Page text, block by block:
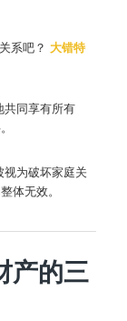
系吧？ 大错特
共同享有所有
为破坏家庭关
体无效。
产的三